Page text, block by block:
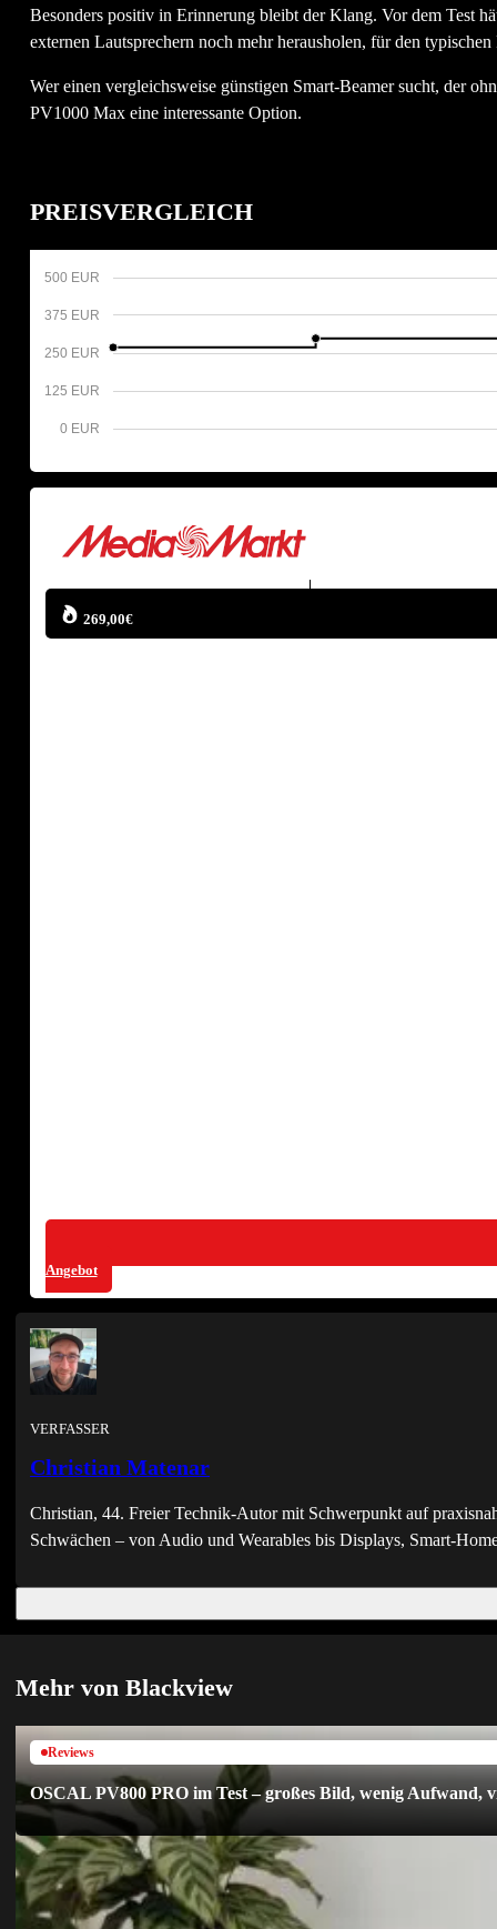
Besonders positiv in Erinnerung bleibt der Klang. Vor dem Test
externen Lautsprechern noch mehr herausholen, für den
Wer einen vergleichsweise günstigen Smart-Beamer sucht, der
PV1000 Max eine interessante Option.
PREISVERGLEICH
0 EUR
125 EUR
250 EUR
375 EUR
500 EUR
269,00€
Angebot
VERFASSER
Christian Matenar
Christian, 44. Freier Technik-Autor mit Schwerpunkt auf
Schwächen – von Audio und Wearables bis Displays, Smart-
Mehr von Blackview
Reviews
OSCAL PV800 PRO im Test – großes Bild, wenig Aufwand,